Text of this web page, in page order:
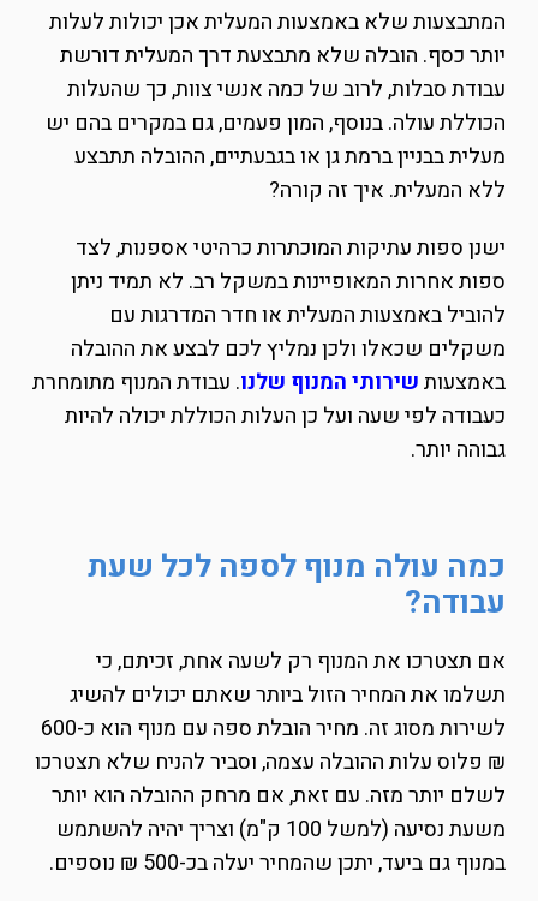
המתבצעות שלא באמצעות המעלית אכן יכולות לעלות
יותר כסף. הובלה שלא מתבצעת דרך המעלית דורשת
עבודת סבלות, לרוב של כמה אנשי צוות, כך שהעלות
הכוללת עולה. בנוסף, המון פעמים, גם במקרים בהם יש
מעלית בבניין ברמת גן או בגבעתיים, ההובלה תתבצע
ללא המעלית. איך זה קורה?
ישנן ספות עתיקות המוכתרות כרהיטי אספנות, לצד
ספות אחרות המאופיינות במשקל רב. לא תמיד ניתן
להוביל באמצעות המעלית או חדר המדרגות עם
משקלים שכאלו ולכן נמליץ לכם לבצע את ההובלה
באמצעותשירותי המנוף שלנו. עבודת המנוף מתומחרת
כעבודה לפי שעה ועל כן העלות הכוללת יכולה להיות
גבוהה יותר.
כמה עולה מנוף לספה לכל שעת
עבודה?
אם תצטרכו את המנוף רק לשעה אחת, זכיתם, כי
תשלמו את המחיר הזול ביותר שאתם יכולים להשיג
לשירות מסוג זה. מחיר הובלת ספה עם מנוף הוא כ-600
₪ פלוס עלות ההובלה עצמה, וסביר להניח שלא תצטרכו
לשלם יותר מזה. עם זאת, אם מרחק ההובלה הוא יותר
משעת נסיעה (למשל 100 ק"מ) וצריך יהיה להשתמש
במנוף גם ביעד, יתכן שהמחיר יעלה בכ-500 ₪ נוספים.